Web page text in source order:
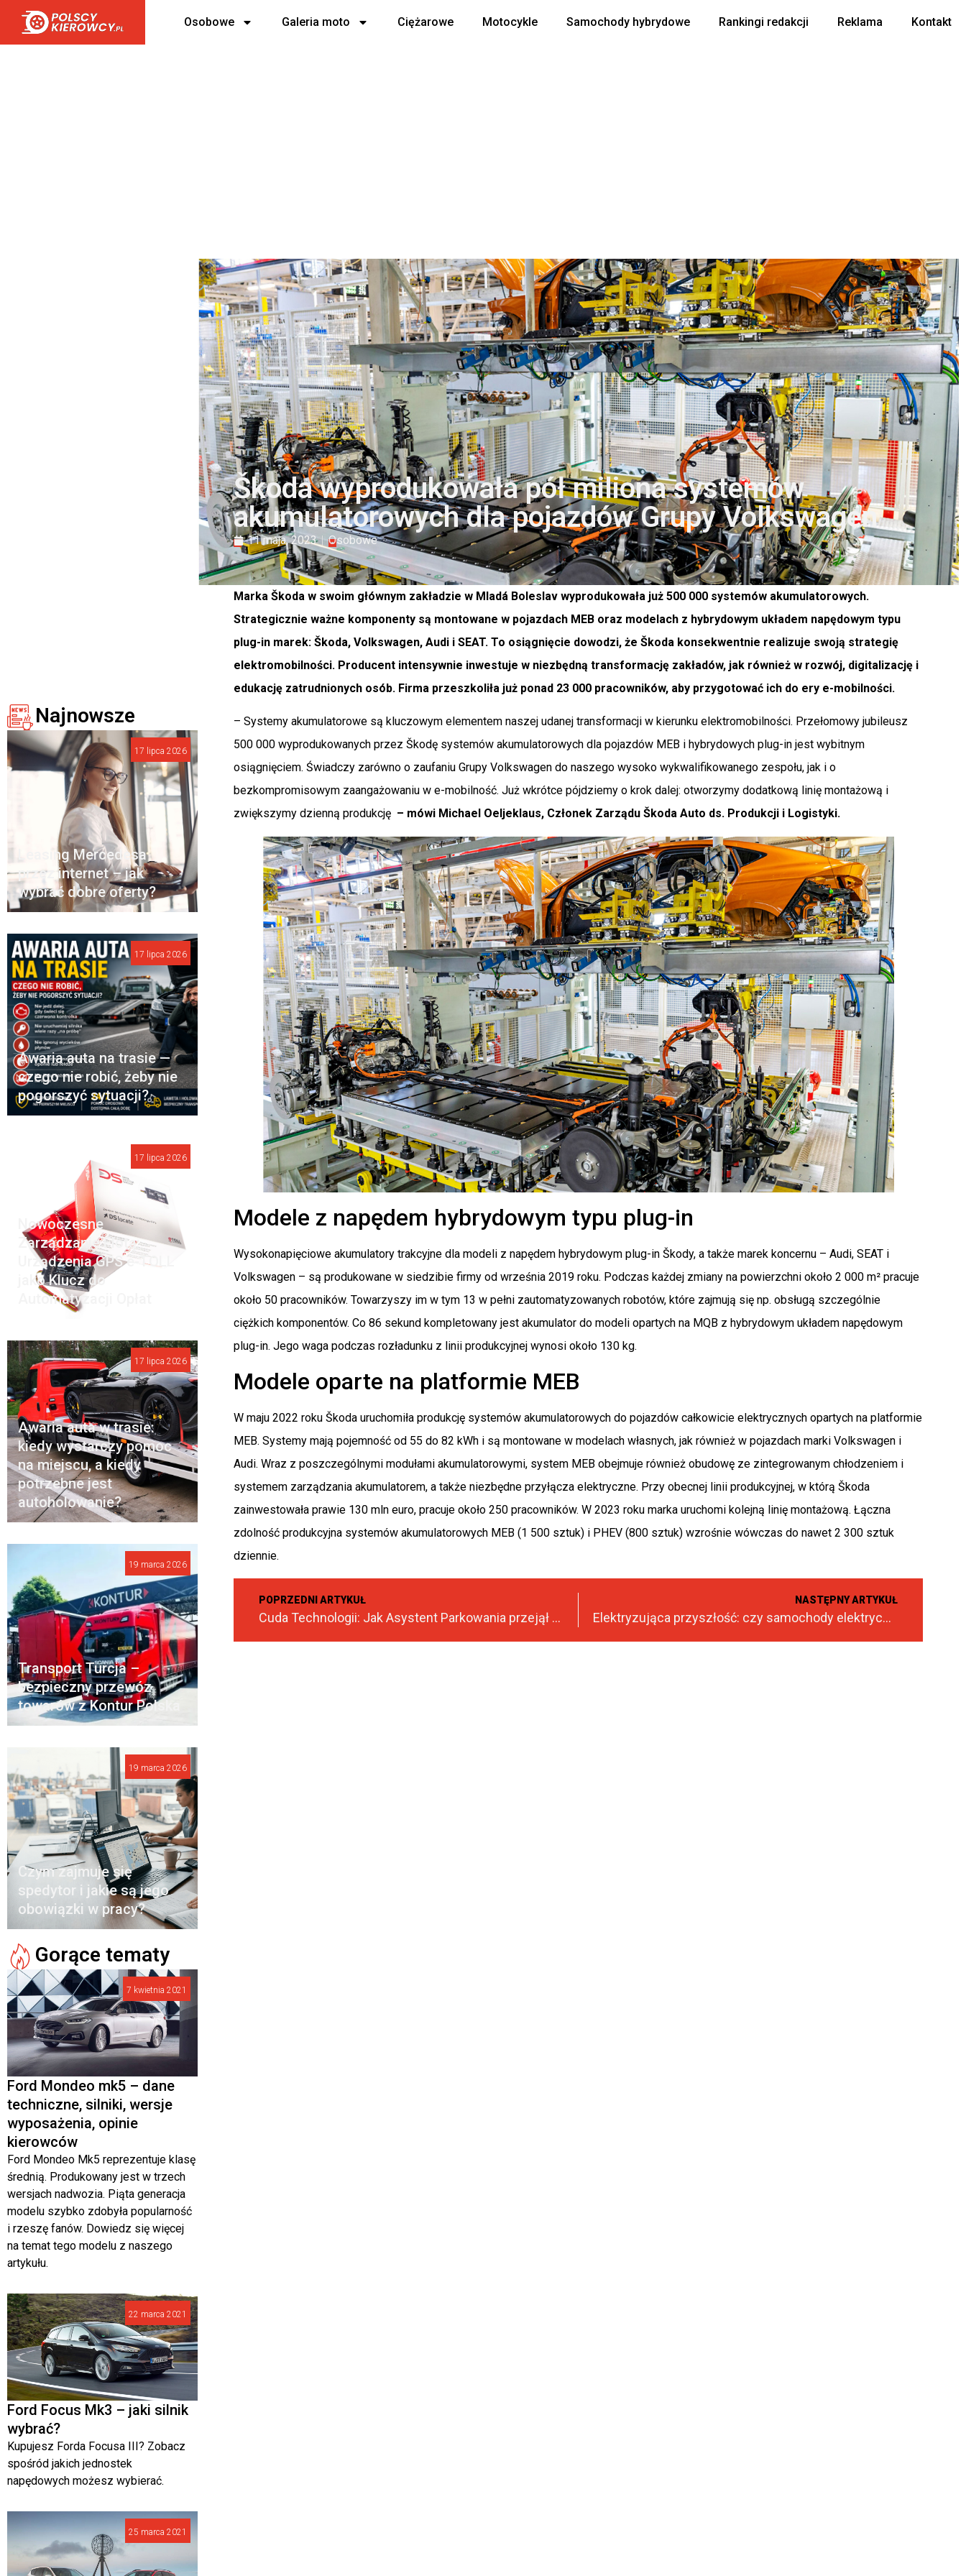
Osobowe Galeria moto Ciężarowe Motocykle Samochody hybrydowe Rankingi redakcji Reklama Kontakt
Škoda wyprodukowała pół miliona systemów
akumulatorowych dla pojazdów Grupy Volkswagen
11 maja, 2023 Osobowe
Marka Škoda w swoim głównym zakładzie w Mladá Boleslav wyprodukowała już 500 000 systemów akumulatorowych.
Strategicznie ważne komponenty są montowane w pojazdach MEB oraz modelach z hybrydowym układem napędowym typu
plug-in marek: Škoda, Volkswagen, Audi i SEAT. To osiągnięcie dowodzi, że Škoda konsekwentnie realizuje swoją strategię
elektromobilności. Producent intensywnie inwestuje w niezbędną transformację zakładów, jak również w rozwój, digitalizację i
edukację zatrudnionych osób. Firma przeszkoliła już ponad 23 000 pracowników, aby przygotować ich do ery e-mobilności.
– Systemy akumulatorowe są kluczowym elementem naszej udanej transformacji w kierunku elektromobilności. Przełomowy jubileusz
500 000 wyprodukowanych przez Škodę systemów akumulatorowych dla pojazdów MEB i hybrydowych plug-in jest wybitnym
osiągnięciem. Świadczy zarówno o zaufaniu Grupy Volkswagen do naszego wysoko wykwalifikowanego zespołu, jak i o
bezkompromisowym zaangażowaniu w e-mobilność. Już wkrótce pójdziemy o krok dalej: otworzymy dodatkową linię montażową i
zwiększymy dzienną produkcję – mówi Michael Oeljeklaus, Członek Zarządu Škoda Auto ds. Produkcji i Logistyki.
Modele z napędem hybrydowym typu plug-in
Wysokonapięciowe akumulatory trakcyjne dla modeli z napędem hybrydowym plug-in Škody, a także marek koncernu – Audi, SEAT i
Volkswagen – są produkowane w siedzibie firmy od września 2019 roku. Podczas każdej zmiany na powierzchni około 2 000 m² pracuje
około 50 pracowników. Towarzyszy im w tym 13 w pełni zautomatyzowanych robotów, które zajmują się np. obsługą szczególnie
ciężkich komponentów. Co 86 sekund kompletowany jest akumulator do modeli opartych na MQB z hybrydowym układem napędowym
plug-in. Jego waga podczas rozładunku z linii produkcyjnej wynosi około 130 kg.
Modele oparte na platformie MEB
W maju 2022 roku Škoda uruchomiła produkcję systemów akumulatorowych do pojazdów całkowicie elektrycznych opartych na platformie
MEB. Systemy mają pojemność od 55 do 82 kWh i są montowane w modelach własnych, jak również w pojazdach marki Volkswagen i
Audi. Wraz z poszczególnymi modułami akumulatorowymi, system MEB obejmuje również obudowę ze zintegrowanym chłodzeniem i
systemem zarządzania akumulatorem, a także niezbędne przyłącza elektryczne. Przy obecnej linii produkcyjnej, w którą Škoda
zainwestowała prawie 130 mln euro, pracuje około 250 pracowników. W 2023 roku marka uruchomi kolejną linię montażową. Łączna
zdolność produkcyjna systemów akumulatorowych MEB (1 500 sztuk) i PHEV (800 sztuk) wzrośnie wówczas do nawet 2 300 sztuk
dziennie.
POPRZEDNI ARTYKUŁ
Cuda Technologii: Jak Asystent Parkowania przejął ster w Twoim samochodzie?
NASTĘPNY ARTYKUŁ
Elektryzująca przyszłość: czy samochody elektryczne są naprawdę tanie w eksploatacji?
Najnowsze
Leasing Mercedesa
przez internet – jak
wybrać dobre oferty?
17 lipca 2026
Awaria auta na trasie —
czego nie robić, żeby nie
pogorszyć sytuacji?
17 lipca 2026
Nowoczesne
Zarządzanie Flotą:
Urządzenia GPS e-TOLL
jako Klucz do
Automatyzacji Opłat
17 lipca 2026
Awaria auta w trasie:
kiedy wystarczy pomoc
na miejscu, a kiedy
potrzebne jest
autoholowanie?
17 lipca 2026
Transport Turcja –
bezpieczny przewóz
towarów z Kontur Polska
19 marca 2026
Czym zajmuje się
spedytor i jakie są jego
obowiązki w pracy?
19 marca 2026
Gorące tematy
7 kwietnia 2021
Ford Mondeo mk5 – dane
techniczne, silniki, wersje
wyposażenia, opinie
kierowców
Ford Mondeo Mk5 reprezentuje klasę
średnią. Produkowany jest w trzech
wersjach nadwozia. Piąta generacja
modelu szybko zdobyła popularność
i rzeszę fanów. Dowiedz się więcej
na temat tego modelu z naszego
artykułu.
22 marca 2021
Ford Focus Mk3 – jaki silnik
wybrać?
Kupujesz Forda Focusa III? Zobacz
spośród jakich jednostek
napędowych możesz wybierać.
25 marca 2021